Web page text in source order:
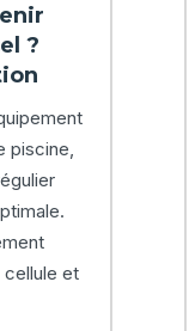
?
piscine,
cellule et